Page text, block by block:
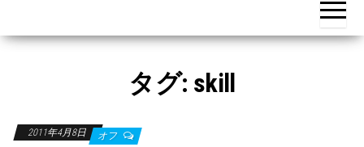
タグ: skill
2011年4月8日 オフ